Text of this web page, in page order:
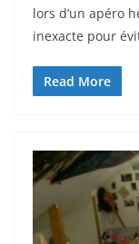
lors d’un apéro
inexacte pour
Read More